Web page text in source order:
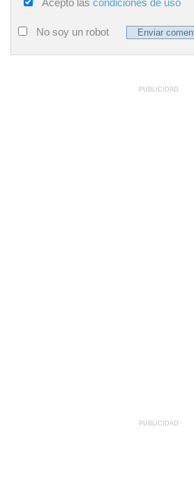
Acepto las condiciones de uso
No soy un robot
PUBLICIDAD
PUBLICIDAD